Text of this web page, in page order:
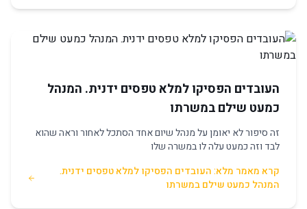
העובדים הפסיקו למלא טפסים ידנית. המנהל
כמעט שילם במשרתו
זה סיפור לא יאומן על מנהל שיום אחד הסתכל לאחור וראה שהוא
לבד וזה כמעט עלה לו במשרה שלו
קרא מאמר מלא: העובדים הפסיקו למלא טפסים ידנית.
המנהל כמעט שילם במשרתו